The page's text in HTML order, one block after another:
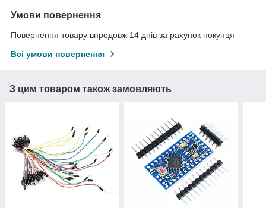
Умови повернення
Повернення товару впродовж 14 днів за рахунок покупця
Всі умови повернення
З цим товаром також замовляють